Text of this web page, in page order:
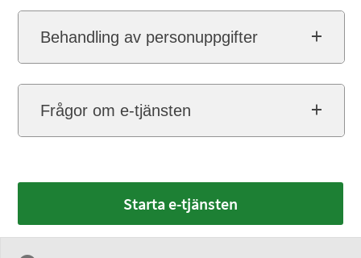
Behandling av personuppgifter
Frågor om e-tjänsten
Starta e-tjänsten